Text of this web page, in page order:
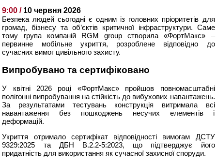
9:00 / 10 червня 2026
Безпека людей сьогодні є одним із головних пріоритетів для
громад, бізнесу та об’єктів критичної інфраструктури. Саме
тому група компаній RGM group створила «ФортМакс» –
первинне мобільне укриття, розроблене відповідно до
сучасних вимог цивільного захисту.
Випробувано та сертифіковано
У квітні 2026 році «ФортМакс» пройшов повномасштабні
полігонні випробування на стійкість до вибухових навантажень.
За результатами тестувань конструкція витримала всі
навантаження без пошкоджень несучих елементів і
деформацій.
Укриття отримало сертифікат відповідності вимогам ДСТУ
9329:2025 та ДБН В.2.2-5:2023, що підтверджує його
придатність для використання як сучасної захисної споруди.